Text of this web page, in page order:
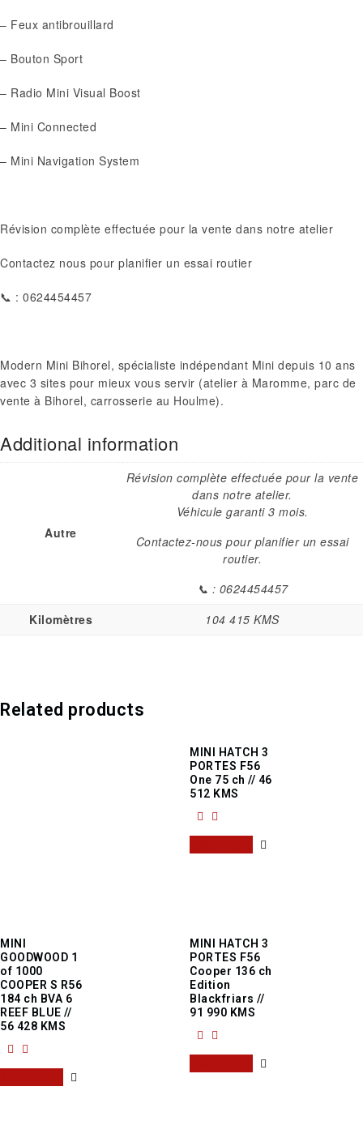
– Feux antibrouillard
– Bouton Sport
– Radio Mini Visual Boost
– Mini Connected
– Mini Navigation System
Révision complète effectuée pour la vente dans notre atelier
Contactez nous pour planifier un essai routier
📞 : 0624454457
Modern Mini Bihorel, spécialiste indépendant Mini depuis 10 ans
avec 3 sites pour mieux vous servir (atelier à Maromme, parc de
vente à Bihorel, carrosserie au Houlme).
Additional information
Autre
Révision complète effectuée pour la vente
dans notre atelier.
Véhicule garanti 3 mois.
Contactez-nous pour planifier un essai
routier.
📞 : 0624454457
Kilomètres
104 415 KMS
Related products
MINI HATCH 3
PORTES F56
One 75 ch // 46
512 KMS
MINI
GOODWOOD 1
of 1000
COOPER S R56
184 ch BVA 6
REEF BLUE //
56 428 KMS
MINI HATCH 3
PORTES F56
Cooper 136 ch
Edition
Blackfriars //
91 990 KMS